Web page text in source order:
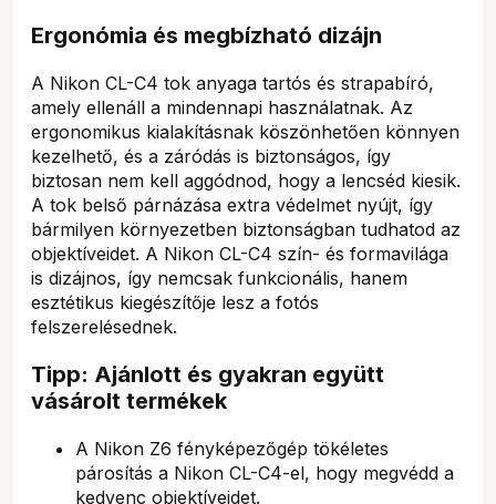
Ergonómia és megbízható dizájn
A Nikon CL-C4 tok anyaga tartós és strapabíró,
amely ellenáll a mindennapi használatnak. Az
ergonomikus kialakításnak köszönhetően könnyen
kezelhető, és a záródás is biztonságos, így
biztosan nem kell aggódnod, hogy a lencséd kiesik.
A tok belső párnázása extra védelmet nyújt, így
bármilyen környezetben biztonságban tudhatod az
objektíveidet. A Nikon CL-C4 szín- és formavilága
is dizájnos, így nemcsak funkcionális, hanem
esztétikus kiegészítője lesz a fotós
felszerelésednek.
Tipp: Ajánlott és gyakran együtt
vásárolt termékek
A Nikon Z6 fényképezőgép tökéletes
párosítás a Nikon CL-C4-el, hogy megvédd a
kedvenc objektíveidet.